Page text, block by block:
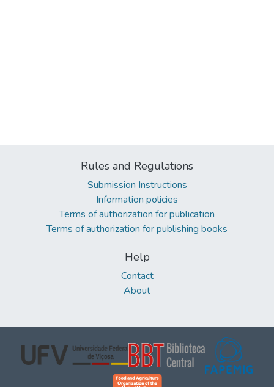
Rules and Regulations
Submission Instructions
Information policies
Terms of authorization for publication
Terms of authorization for publishing books
Help
Contact
About